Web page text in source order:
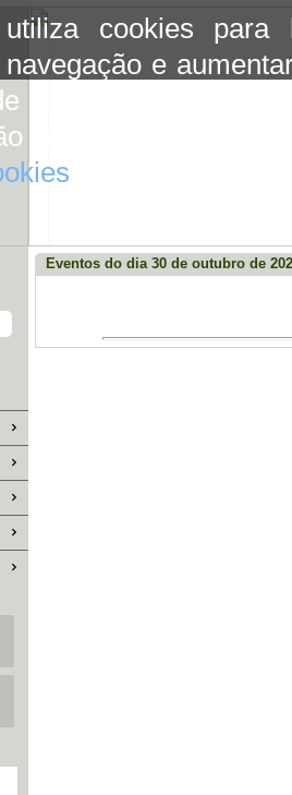
cookies para
e
cookies basta
consulte a
Eventos do dia 30 de outubro de